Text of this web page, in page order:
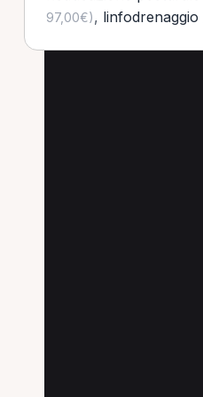
97,00€), linfodrenaggio